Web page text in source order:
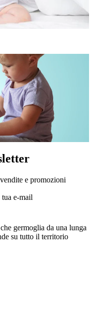
e promozioni
e-mail
germoglia da una lunga
su tutto il territorio